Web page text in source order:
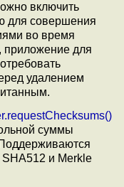
включить
для совершения
во время
приложение для
удалением
суммы
SHA512 и Merkle